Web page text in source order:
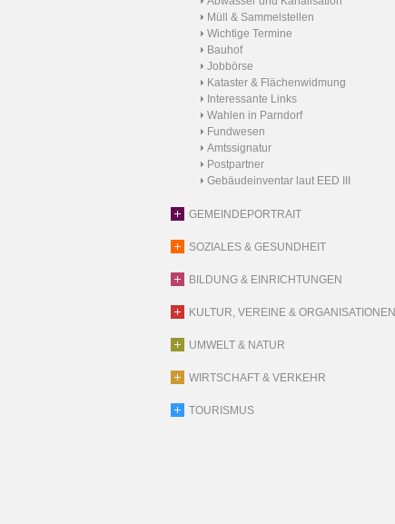
Müll & Sammelstellen
Wichtige Termine
Bauhof
Jobbörse
Kataster & Flächenwidmung
Interessante Links
Wahlen in Parndorf
Fundwesen
Amtssignatur
Postpartner
Gebäudeinventar laut EED III
GEMEINDEPORTRAIT
SOZIALES & GESUNDHEIT
BILDUNG & EINRICHTUNGEN
KULTUR, VEREINE & ORGANISATIONEN
UMWELT & NATUR
WIRTSCHAFT & VERKEHR
TOURISMUS